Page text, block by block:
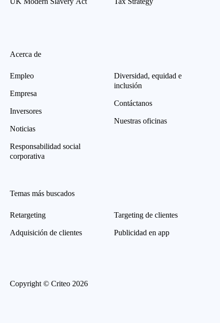
Acerca de
Empleo
Empresa
Inversores
Noticias
Responsabilidad social
corporativa
Diversidad, equidad e
inclusión
Contáctanos
Nuestras oficinas
Temas más buscados
Retargeting
Adquisición de clientes
Targeting de clientes
Publicidad en app
Copyright © Criteo 2026